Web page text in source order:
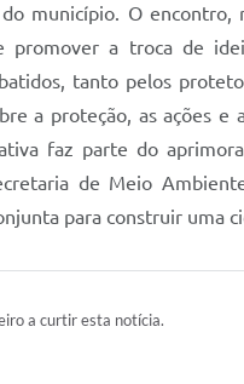
município. O
promover a troca de
tanto pelos
a proteção, as ações
faz parte do
de Meio
para construir uma
a curtir esta notícia.